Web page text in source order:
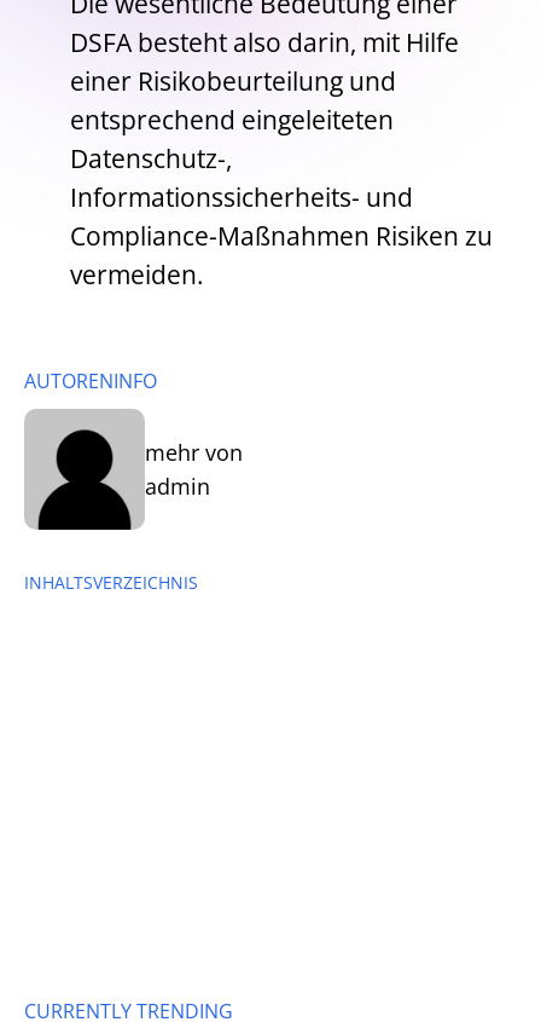
DSFA besteht also darin, mit Hilfe
einer Risikobeurteilung und
entsprechend eingeleiteten
Datenschutz-,
Informationssicherheits- und
Compliance-Maßnahmen Risiken zu
vermeiden.
AUTORENINFO
mehr von
admin
INHALTSVERZEICHNIS
CURRENTLY TRENDING